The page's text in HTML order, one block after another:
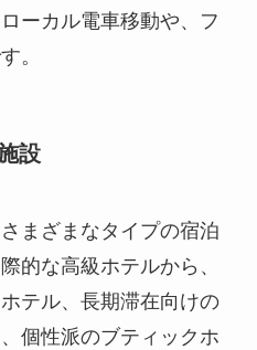
ーカル電車移動や、フ
。
設
まざまなタイプの宿泊
的な高級ホテルから、
テル、長期滞在向けの
個性派のブティックホ